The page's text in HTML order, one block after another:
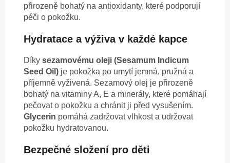
přirozeně bohatý na antioxidanty, které podporují
péči o pokožku.
Hydratace a výživa v každé kapce
Díky sezamovému oleji (Sesamum Indicum
Seed Oil) je pokožka po umytí jemná, pružná a
příjemně vyživená. Sezamový olej je přirozeně
bohatý na vitaminy A, E a minerály, které pomáhají
pečovat o pokožku a chránit ji před vysušením.
Glycerin pomáhá zadržovat vlhkost a udržovat
pokožku hydratovanou.
Bezpečné složení pro děti